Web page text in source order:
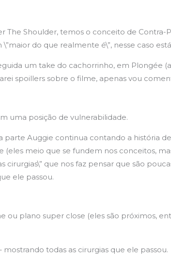
The Shoulder, temos o conceito de
do que realmente é\”, nesse caso
um take do cachorrinho, em Plongée
spoillers sobre o filme, apenas vou
uma posição de vulnerabilidade.
parte Auggie continua contando a história
(eles meio que se fundem nos conceitos,
cirurgias\” que nos faz pensar que são
ele passou.
ou plano super close (eles são próximos,
mostrando todas as cirurgias que ele passou.